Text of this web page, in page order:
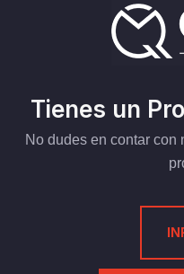
Tienes un
No dudes en contar con